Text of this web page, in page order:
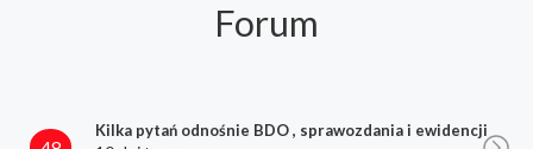
Forum
Kilka pytań odnośnie BDO , sprawozdania i ewidencji